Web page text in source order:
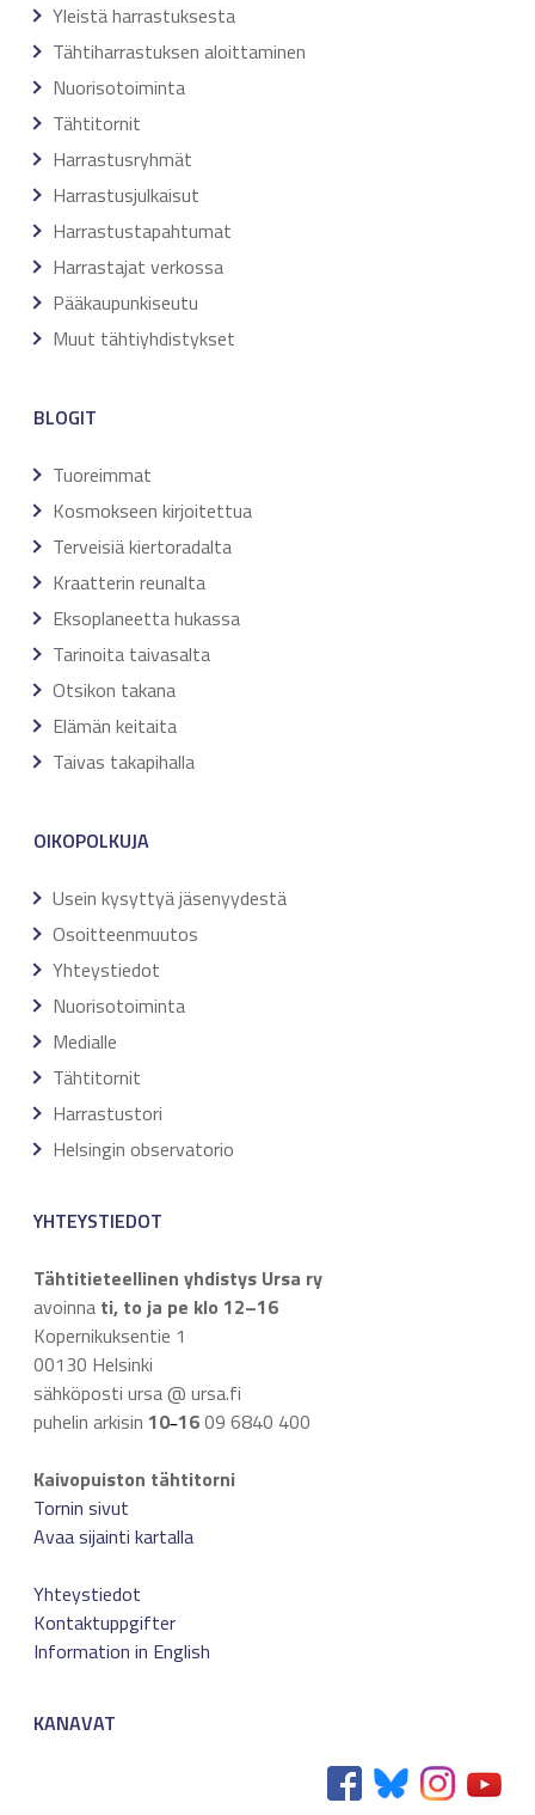
Yleistä harrastuksesta
Tähtiharrastuksen aloittaminen
Nuorisotoiminta
Tähtitornit
Harrastusryhmät
Harrastusjulkaisut
Harrastustapahtumat
Harrastajat verkossa
Pääkaupunkiseutu
Muut tähtiyhdistykset
BLOGIT
Tuoreimmat
Kosmokseen kirjoitettua
Terveisiä kiertoradalta
Kraatterin reunalta
Eksoplaneetta hukassa
Tarinoita taivasalta
Otsikon takana
Elämän keitaita
Taivas takapihalla
OIKOPOLKUJA
Usein kysyttyä jäsenyydestä
Osoitteenmuutos
Yhteystiedot
Nuorisotoiminta
Medialle
Tähtitornit
Harrastustori
Helsingin observatorio
YHTEYSTIEDOT
Tähtitieteellinen yhdistys Ursa ry
avoinna ti, to ja pe klo 12–16
Kopernikuksentie 1
00130 Helsinki
sähköposti ursa @ ursa.fi
puhelin arkisin 10–1609 6840 400
Kaivopuiston tähtitorni
Tornin sivut
Avaa sijainti kartalla
Yhteystiedot
Kontaktuppgifter
Information in English
KANAVAT